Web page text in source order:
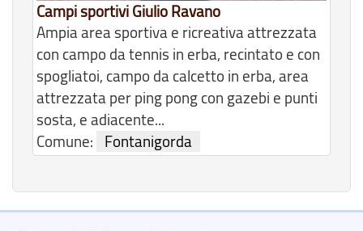
Campi sportivi Giulio Ravano
Ampia area sportiva e ricreativa attrezzata
con campo da tennis in erba, recintato e con
spogliatoi, campo da calcetto in erba, area
attrezzata per ping pong con gazebi e punti
sosta, e adiacente...
Comune:
Fontanigorda